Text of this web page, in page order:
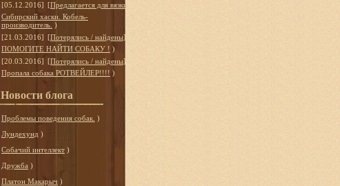
[05.12.2016] [Предлагается для вязки
Сибирский хаски. Кобель-
производитель. )
[21.03.2016] [Потерялись / найдены]
ПОМОГИТЕ НАЙТИ СОБАКУ ! )
[20.03.2016] [Потерялись / найдены]
Пропала собака РОТВЕЙЛЕР!!!! )
Новости блога
Проблемы поведения собак. )
Лундехунд )
Собачий интеллект )
Дружба )
Платон Макарыч )